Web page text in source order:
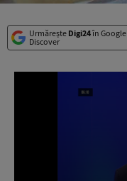
Urmărește Digi24în Google
Discover